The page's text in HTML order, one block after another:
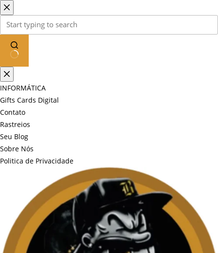
Pular
para
conteúdo
Sem
resultados
INFORMÁTICA
Gifts Cards Digital
Contato
Rastreios
Seu Blog
Sobre Nós
Politica de Privacidade